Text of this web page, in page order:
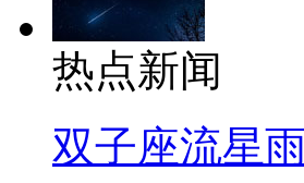
热点新闻
双子座流星